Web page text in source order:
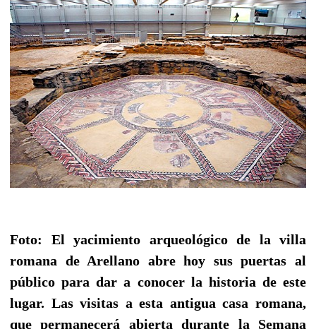
Foto: El yacimiento arqueológico de la villa
romana de Arellano abre hoy sus puertas al
público para dar a conocer la historia de este
lugar. Las visitas a esta antigua casa romana,
que permanecerá abierta durante la Semana